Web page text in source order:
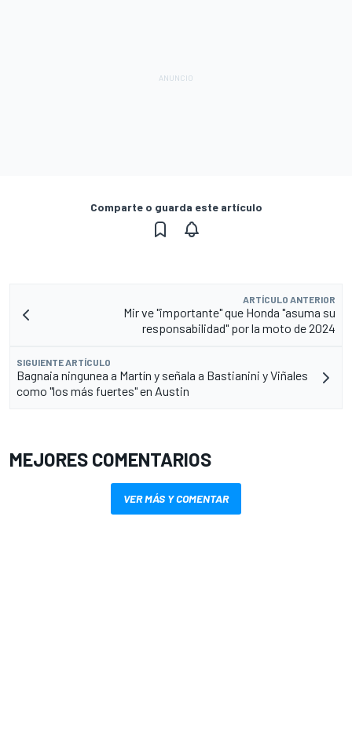
Comparte o guarda este artículo
ARTÍCULO ANTERIOR
Mir ve "importante" que Honda "asuma su
responsabilidad" por la moto de 2024
SIGUIENTE ARTÍCULO
Bagnaia ningunea a Martín y señala a Bastianini y Viñales
como "los más fuertes" en Austin
MEJORES COMENTARIOS
VER MÁS Y COMENTAR